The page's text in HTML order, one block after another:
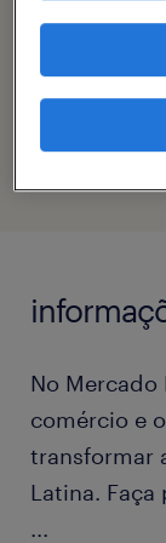
tamiris
código da
eTalent_JP-
No
comércio e
transformar
Latina.
...